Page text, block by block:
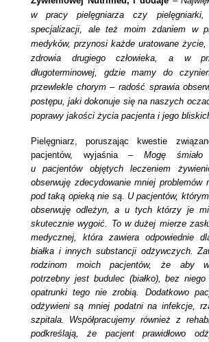
w pracy pielęgniarza czy pielęgniarki,
specjalizacji, ale też moim zdaniem w
medyków, przynosi każde uratowane
zdrowia drugiego człowieka, a w
długoterminowej, gdzie mamy do
przewlekle chorym – radość sprawia
postępu, jaki dokonuje się na naszych
poprawy jakości życia pacjenta i jego
Pielęgniarz, poruszając kwestie
pacjentów, wyjaśnia – Mogę
u pacjentów objętych leczeniem
obserwuję zdecydowanie mniej
pod taką opieką nie są. U pacjentów,
obserwuję odleżyn, a u tych którzy je
skutecznie wygoić. To w dużej mierze
medycznej, która zawiera odpowiednie
białka i innych substancji odżywczych.
rodzinom moich pacjentów, że aby
potrzebny jest budulec (białko), bez
opatrunki tego nie zrobią. Dodatkowo
odżywieni są mniej podatni na infekcje,
szpitala. Współpracujemy również z
podkreślają, że pacjent prawidłowo